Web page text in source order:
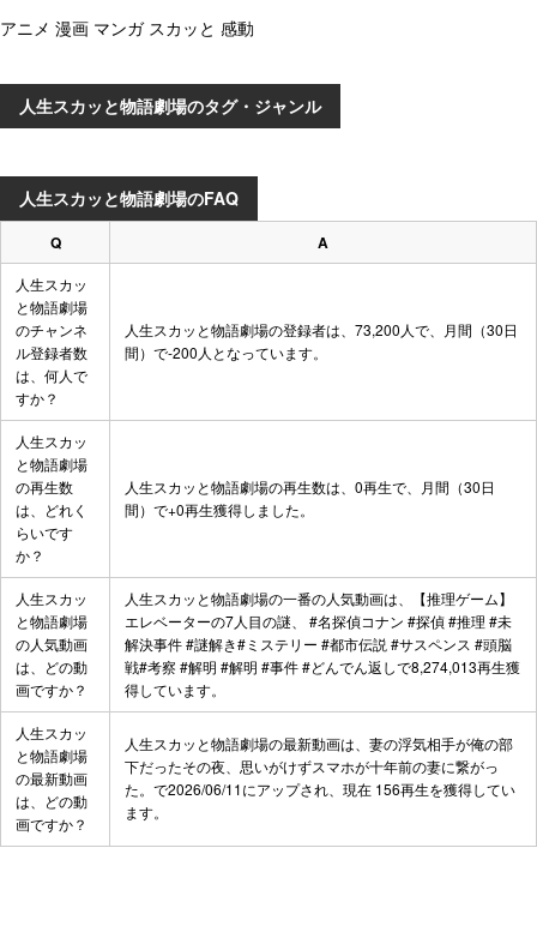
アニメ 漫画 マンガ スカッと 感動
人生スカッと物語劇場のタグ・ジャンル
人生スカッと物語劇場のFAQ
Q A
人生スカッ
と物語劇場
のチャンネ
ル登録者数
は、何人で
すか？
人生スカッと物語劇場の登録者は、73,200人で、月間（30日
間）で-200人となっています。
人生スカッ
と物語劇場
の再生数
は、どれく
らいです
か？
人生スカッと物語劇場の再生数は、0再生で、月間（30日
間）で+0再生獲得しました。
人生スカッ
と物語劇場
の人気動画
は、どの動
画ですか？
人生スカッと物語劇場の一番の人気動画は、
【推理ゲーム】
エレベーターの7人目の謎、 #名探偵コナン #探偵 #推理 #未
解決事件 #謎解き#ミステリー #都市伝説 #サスペンス #頭脳
戦#考察 #解明 #解明 #事件 #どんでん返しで8,274,013再生獲
得しています。
人生スカッ
と物語劇場
の最新動画
は、どの動
画ですか？
人生スカッと物語劇場の最新動画は、 妻の浮気相手が俺の部
下だったその夜、思いがけずスマホが十年前の妻に繋がっ
た。 で2026/06/11にアップされ、現在 156再生を獲得してい
ます。